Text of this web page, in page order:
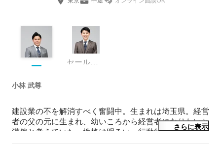
セールスマネージャー
小林 武尊
建設業の不を解消すべく奮闘中。生まれは埼玉県。経営
者の父の元に生まれ、幼いころから経営者になりたいと
漠然と考えていた。性格は明るい、行動的、ポジティ
ブ。スポーツと旅行好き。
さらに表示